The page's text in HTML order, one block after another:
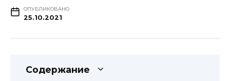
ОПУБЛИКОВАНО
25.10.2021
Содержание